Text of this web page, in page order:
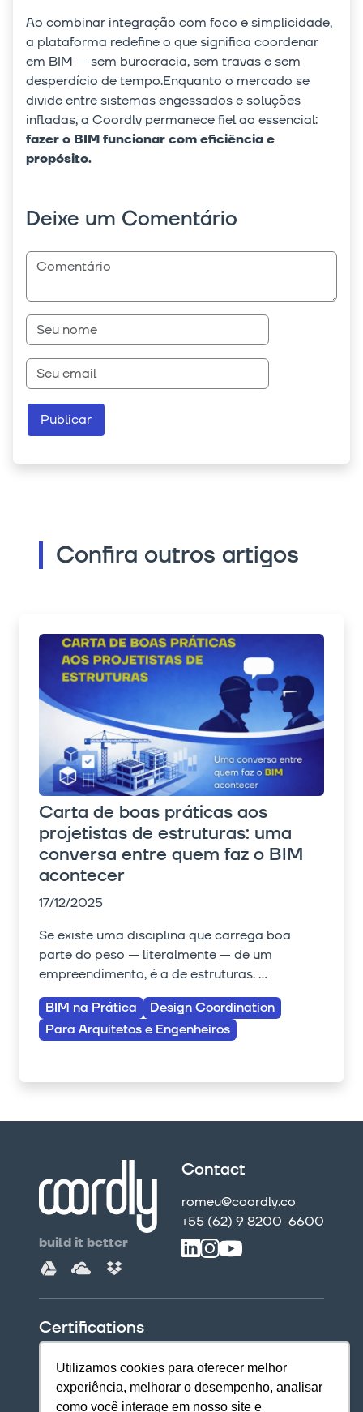
Utilizamos cookies para oferecer melhor
experiência, melhorar o desempenho, analisar
como você interage em nosso site e
Ao combinar integração com foco e simplicidade,
a plataforma redefine o que significa coordenar
em BIM — sem burocracia, sem travas e sem
desperdício de tempo.Enquanto o mercado se
divide entre sistemas engessados e soluções
infladas, a Coordly permanece fiel ao essencial:
fazer o BIM funcionar com eficiência e
propósito.
Deixe um Comentário
Confira outros artigos
Carta de boas práticas aos
projetistas de estruturas: uma
conversa entre quem faz o BIM
acontecer
17/12/2025
Se existe uma disciplina que carrega boa
parte do peso — literalmente — de um
empreendimento, é a de estruturas. ...
BIM na Prática
Design Coordination
Para Arquitetos e Engenheiros
build it better
Contact
romeu@coordly.co
+55 (62) 9 8200-6600
Certifications